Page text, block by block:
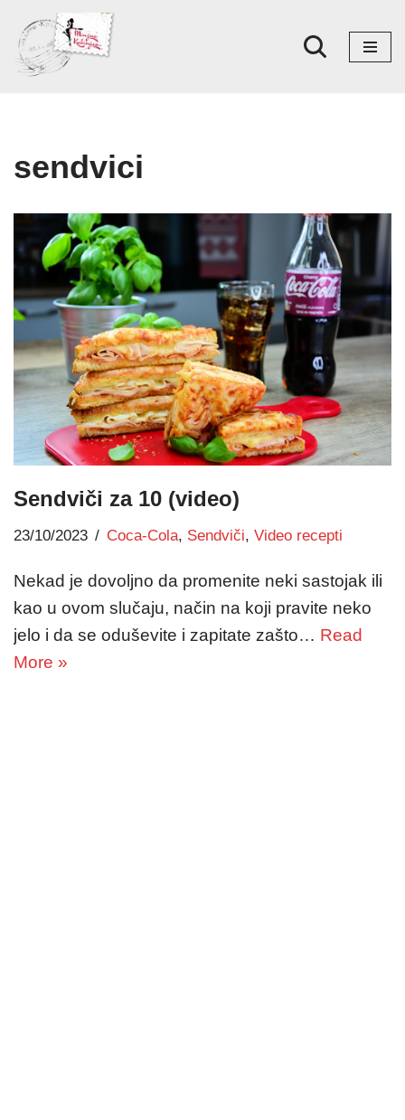
Skoči
na
sendvici
Sendviči za 10 (video)
23/10/2023 Coca-Cola, Sendviči, Video recepti
Nekad je dovoljno da promenite neki sastojak ili
kao u ovom slučaju, način na koji pravite neko
jelo i da se oduševite i zapitate zašto… Read
More »